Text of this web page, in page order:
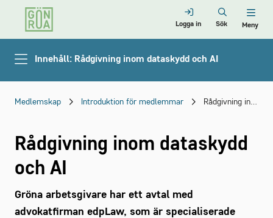
Logga in Sök Meny
Innehåll: Rådgivning inom dataskydd och AI
Medlemskap Introduktion för medlemmar Rådgivning inom dataskydd och AI
Rådgivning inom dataskydd
och AI
Gröna arbetsgivare har ett avtal med
advokatfirman edpLaw, som är specialiserade